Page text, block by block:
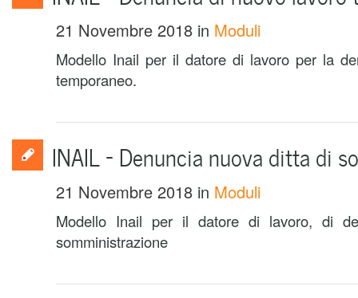
21 Novembre 2018 in Moduli
Modello Inail per il datore di lavoro per la
temporaneo.
INAIL – Denuncia nuova ditta di
21 Novembre 2018 in Moduli
Modello Inail per il datore di lavoro, di
somministrazione